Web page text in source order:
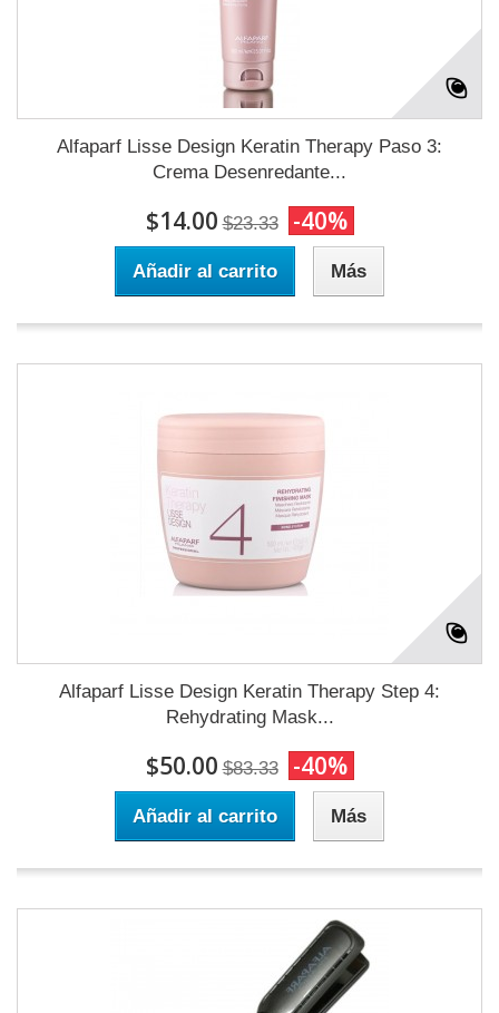
Alfaparf Lisse Design Keratin Therapy Paso 3:
Crema Desenredante...
$14.00 $23.33 -40%
Añadir al carrito Más
Alfaparf Lisse Design Keratin Therapy Step 4:
Rehydrating Mask...
$50.00 $83.33 -40%
Añadir al carrito Más